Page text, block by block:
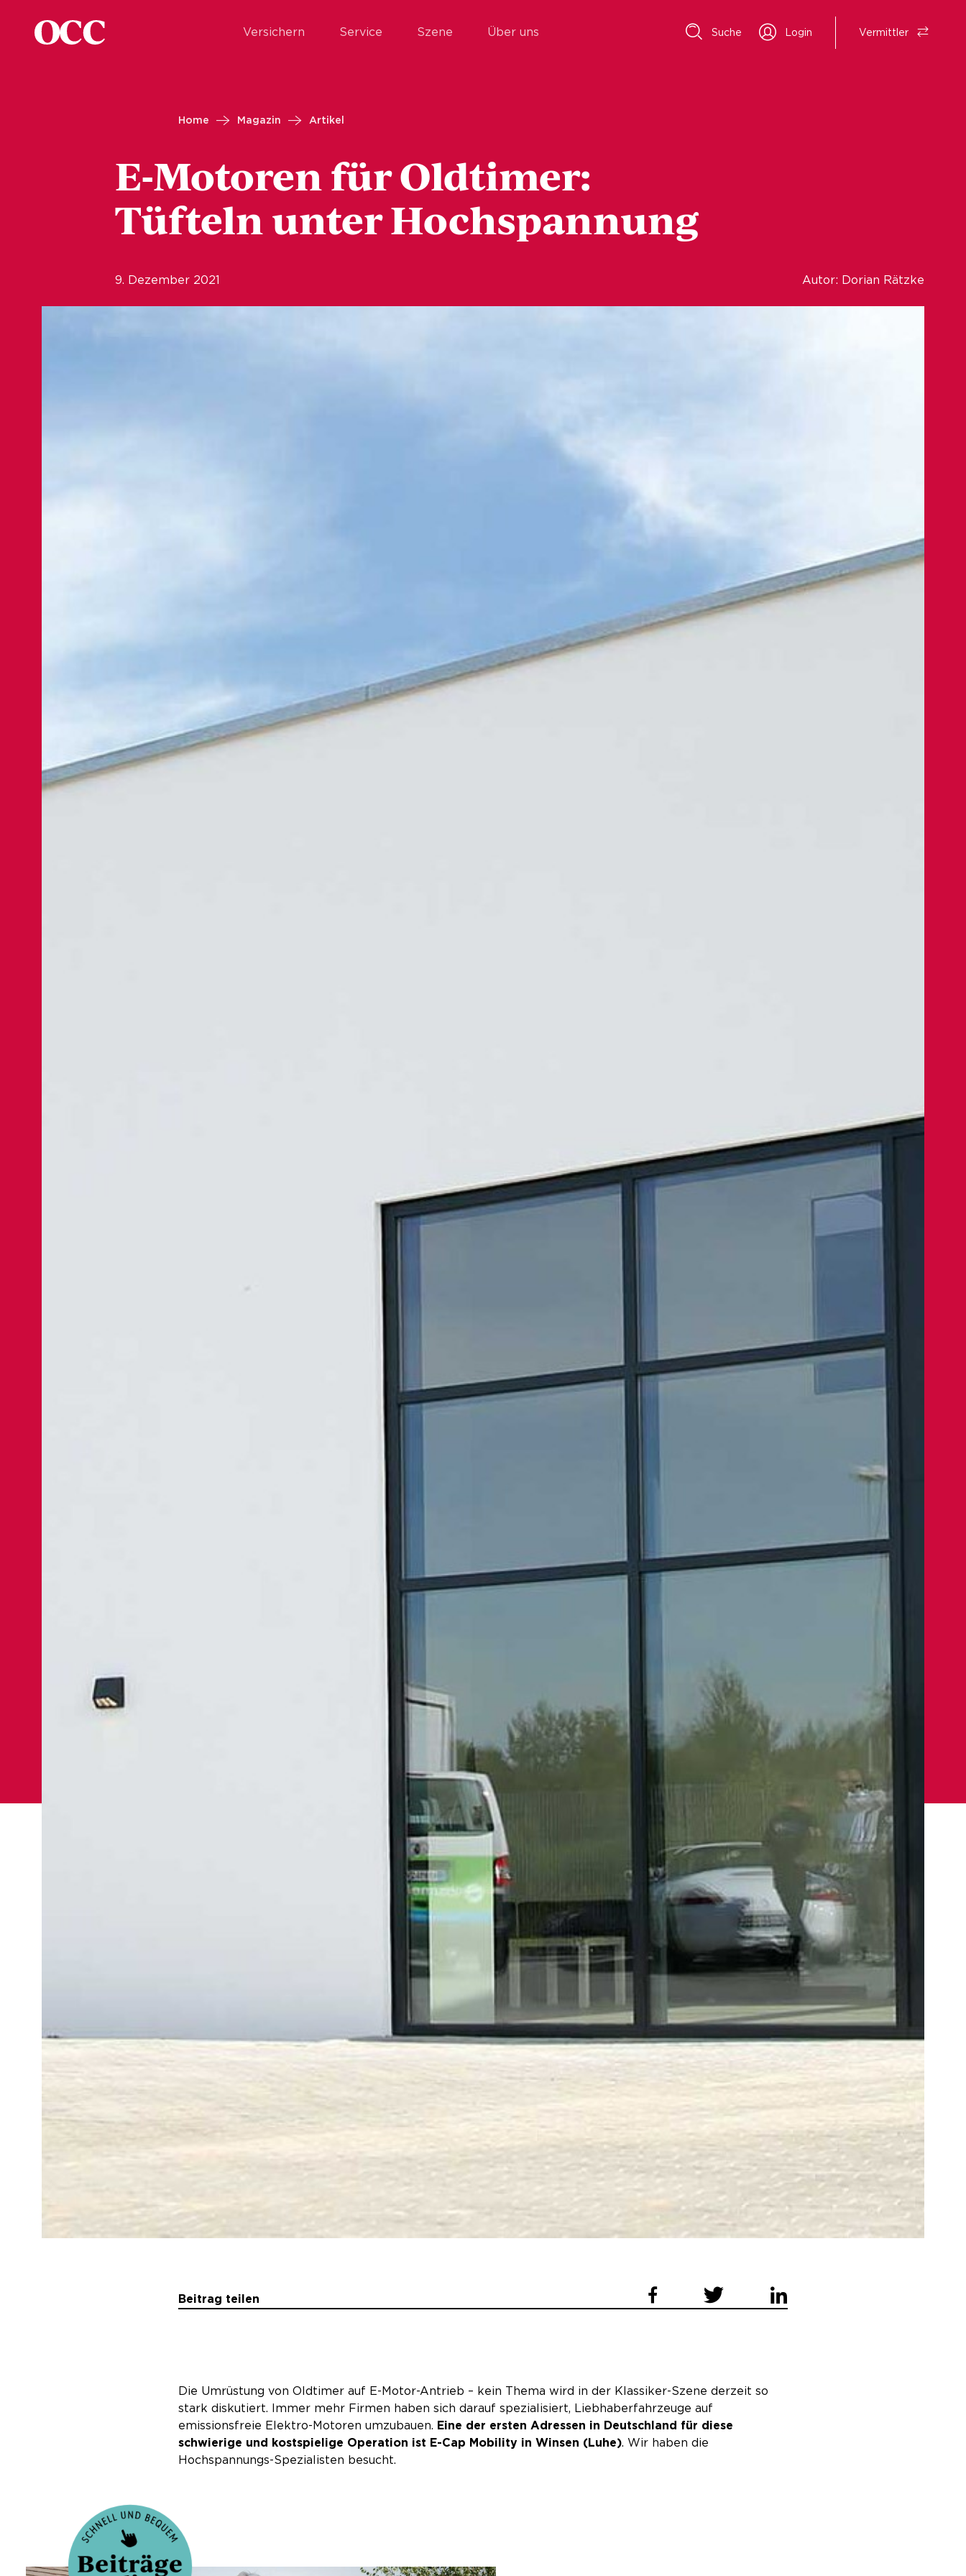
Versichern Service Szene Über uns Suche Login Vermittler
Home Magazin Artikel
E-Motoren für Oldtimer:
Tüfteln unter Hochspannung
9. Dezember 2021 Autor: Dorian Rätzke
Beitrag teilen
Die Umrüstung von Oldtimer auf E-Motor-Antrieb – kein Thema wird in der Klassiker-Szene derzeit so
stark diskutiert. Immer mehr Firmen haben sich darauf spezialisiert, Liebhaberfahrzeuge auf
emissionsfreie Elektro-Motoren umzubauen. Eine der ersten Adressen in Deutschland für diese
schwierige und kostspielige Operation ist E-Cap Mobility in Winsen (Luhe). Wir haben die
Hochspannungs-Spezialisten besucht.